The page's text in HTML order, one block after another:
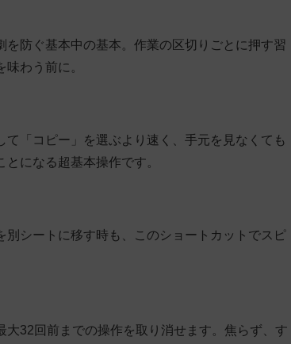
防ぐ基本中の基本。作業の区切りごとに押す習
わう前に。
「コピー」を選ぶより速く、手元を見なくても
になる超基本操作です。
シートに移す時も、このショートカットでスピ
32回前までの操作を取り消せます。焦らず、す